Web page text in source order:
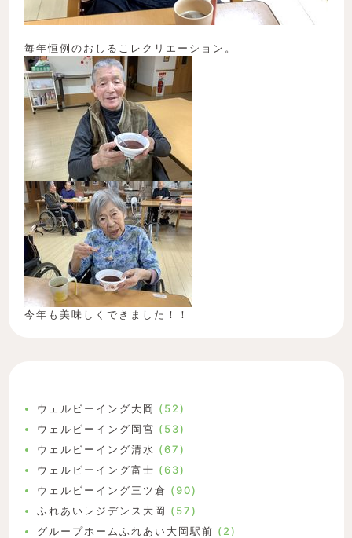
毎年恒例のおしるこレクリエーション。
今年も美味しくできました！！
ウェルビーイング大岡 (52)
ウェルビーイング岡宮 (53)
ウェルビーイング清水 (67)
ウェルビーイング富士 (63)
ウェルビーイング三ツ倉 (90)
ふれあいレジデンス大岡 (57)
グループホームふれあい大岡駅前 (2)